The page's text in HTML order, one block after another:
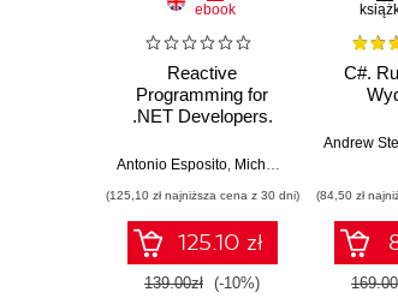
ebook
Reactive
Programming for
.NET Developers.
with reactive
paradigms to build
fast, concurrent, and
powerful applications
Antonio Esposito, Michael Ciceri
(125,10 zł najniższa cena z 30 dni)
125.10 zł
139.00zł (-10%)
C#.
Andrew
(84,50 zł